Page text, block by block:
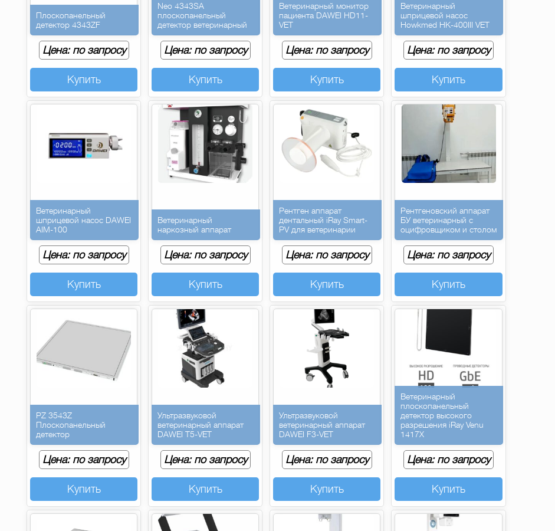
Плоскопанельный
детектор 4343ZF
Цена: по запросу
Купить
Neo 4343SA
плоскопанельный
детектор ветеринарный
Цена: по запросу
Купить
Ветеринарный монитор
пациента DAWEI HD11-
VET
Цена: по запросу
Купить
Ветеринарный
шприцевой насос
Howkmed HK-400III VET
Цена: по запросу
Купить
Ветеринарный
шприцевой насос DAWEI
AIM-100
Цена: по запросу
Купить
Ветеринарный
наркозный аппарат
Цена: по запросу
Купить
Рентген аппарат
дентальный iRay Smart-
PV для ветеринарии
Цена: по запросу
Купить
Рентгеновский аппарат
БУ ветеринарный с
оцифровщиком и столом
Цена: по запросу
Купить
PZ 3543Z
Плоскопанельный
детектор
Цена: по запросу
Купить
Ультразвуковой
ветеринарный аппарат
DAWEI T5-VET
Цена: по запросу
Купить
Ультразвуковой
ветеринарный аппарат
DAWEI F3-VET
Цена: по запросу
Купить
Ветеринарный
плоскопанельный
детектор высокого
разрешения iRay Venu
1417X
Цена: по запросу
Купить